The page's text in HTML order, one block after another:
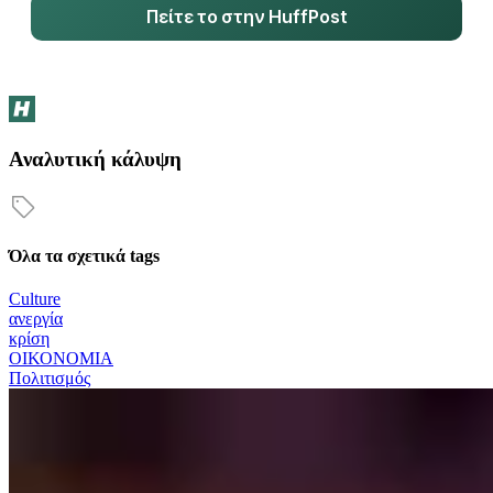
Πείτε το στην HuffPost
Αναλυτική κάλυψη
Όλα τα σχετικά tags
Culture
ανεργία
κρίση
ΟΙΚΟΝΟΜΙΑ
Πολιτισμός